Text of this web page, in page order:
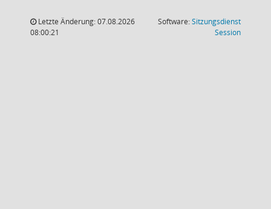
Letzte Änderung: 07.08.2026
08:00:21
Software:Sitzungsdienst
Session(Wird in